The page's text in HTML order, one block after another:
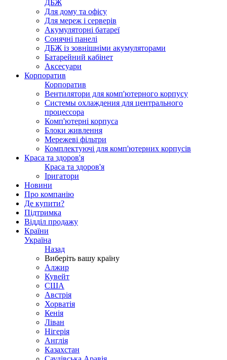
ДБЖ
Для дому та офісу
Для мереж і серверів
Акумуляторні батареї
Сонячні панелі
ДБЖ із зовнішніми акумуляторами
Батарейний кабінет
Аксесуари
Корпоратив
Корпоратив
Вентилятори для комп'ютерного корпусу
Системы охлаждения для центрального
процессора
Комп'ютерні корпуса
Блоки живлення
Мережеві фільтри
Комплектуючі для комп'ютерних корпусів
Краса та здоров'я
Краса та здоров'я
Іригатори
Новини
Про компанію
Де купити?
Підтримка
Відділ продажу
Країни
Україна
Назад
Виберіть вашу країну
Алжир
Кувейт
США
Австрія
Хорватія
Кенія
Ліван
Нігерія
Англія
Казахстан